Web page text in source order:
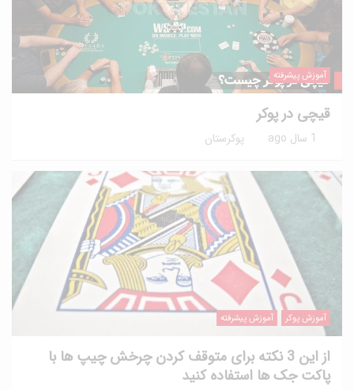
آموزش پیشرفته
قیچی در پوکر
1 سال ago پوکرستان
آموزش پوکر آموزش پیشرفته
از این 3 نکته برای متوقف کردن چرخش چیپ ها با
پاکت جک ها استفاده کنید